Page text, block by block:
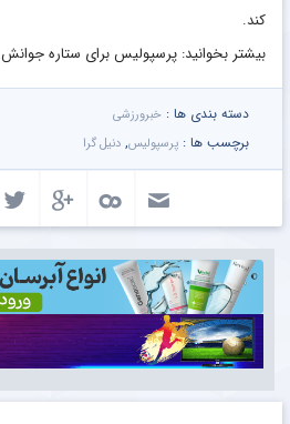
کند.
بیشتر بخوانید: پرسپولیس برای ستاره جوانش ۱,۵ میلیون دلار قیمت گذاشت!
دسته بندی ها : خبرورزشی
برچسب ها : پرسپولیس, دنیل گرا